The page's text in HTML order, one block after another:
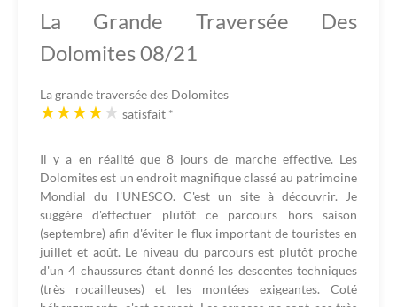
La Grande Traversée Des
Dolomites 08/21
La grande traversée des Dolomites
satisfait *
Il y a en réalité que 8 jours de marche effective. Les
Dolomites est un endroit magnifique classé au patrimoine
Mondial du l'UNESCO. C'est un site à découvrir. Je
suggère d'effectuer plutôt ce parcours hors saison
(septembre) afin d'éviter le flux important de touristes en
juillet et août. Le niveau du parcours est plutôt proche
d'un 4 chaussures étant donné les descentes techniques
(très rocailleuses) et les montées exigeantes. Coté